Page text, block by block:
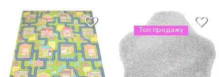
Топ продажу